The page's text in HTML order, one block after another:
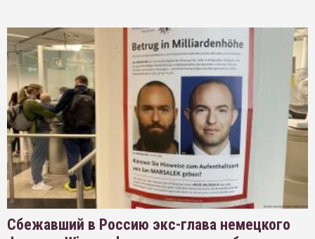
Сбежавший в Россию экс-глава немецкого